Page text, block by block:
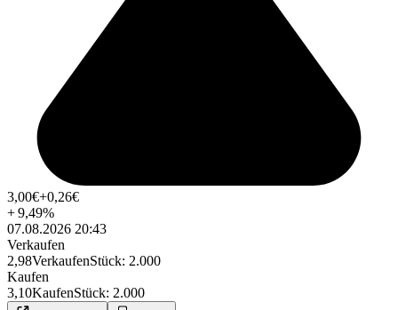
3,00€+0,26€
+9,49%
07.08.2026 20:43
Verkaufen
2,98VerkaufenStück: 2.000
Kaufen
3,10KaufenStück: 2.000